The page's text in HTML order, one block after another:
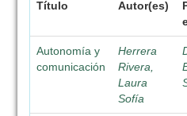
Título Autor(es)
Autonomía y
comunicación
Herrera
Rivera,
Laura
Sofía